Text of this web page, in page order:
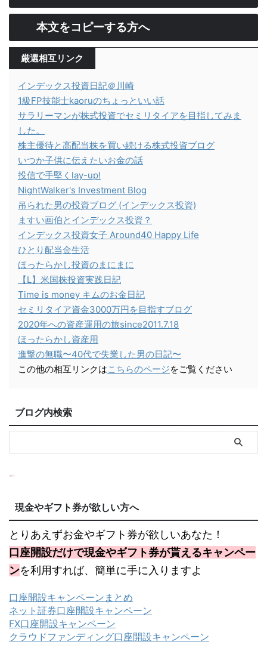
本文をコピーする方へ
厳選相互リンク
インデックス投資日記＠川崎
1級FP技能士kaoruのちょっといい話
サラリーマンが株式投資でセミリタイアを目指してみま
した。
株主優待と高配当株を買い続ける株式投資ブログ
いつか子供に伝えたいお金の話
投信で手堅くlay-up!
NightWalker's Investment Blog
吊られた男の投資ブログ (インデックス投資)
ますい画伯とインデックス投資？
インデックス投資女子 Around40 Happy Life
ひとり配当金生活
ほったらかし投資のまにまに
【L】米国株投資実践日記
Time is money キムのお金日記
セミリタイア資金3000万円を目指すブログ
2020年への資産運用の旅since2011.7.18
ほったらかし資産用
進撃の無職〜40代で失業した男の日記〜
この他の相互リンクはこちらのページをご覧ください
ブログ内検索
現金やギフト券が欲しい方へ
とりあえずお金やギフト券が欲しいあなた！
口座開設だけで現金やギフト券が貰えるキャンペー
ンを利用すれば、簡単に手に入りますよ
口座開設キャンペーンまとめ
ネット証券口座開設キャンペーン
FX口座開設キャンペーン
クラウドファンディング口座開設キャンペーン